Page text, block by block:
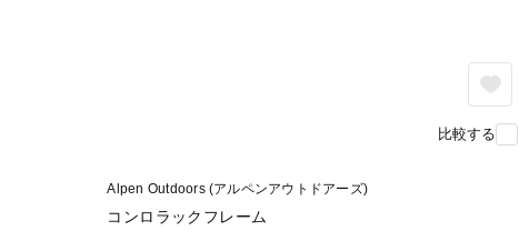
比較する
Alpen Outdoors (アルペンアウトドアーズ)
コンロラックフレーム